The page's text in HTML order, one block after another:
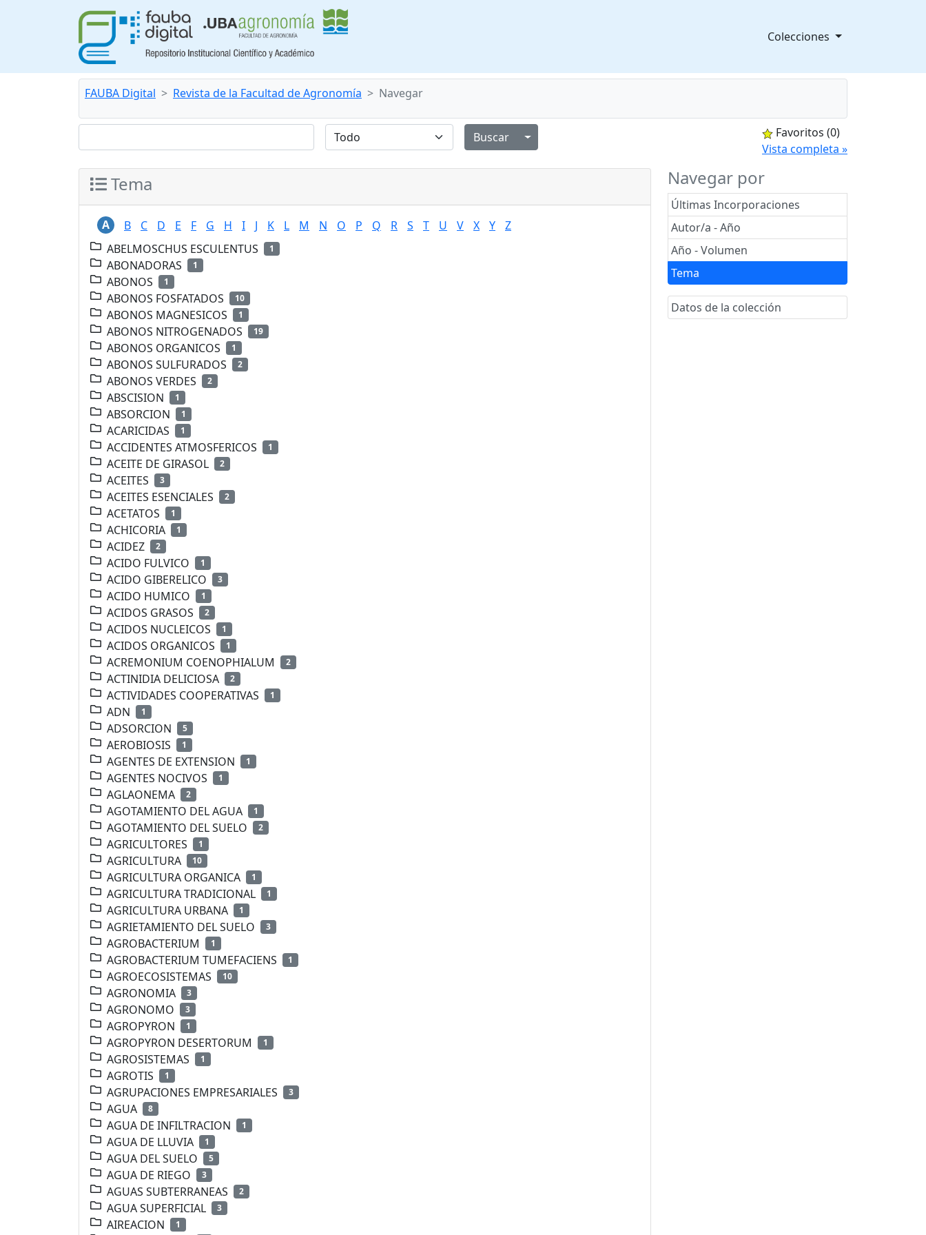
Colecciones
FAUBA Digital Revista de la Facultad de Agronomía Navegar
Alternar menú desplegable
Favoritos (0)
Vista completa »
Navegar por
Últimas Incorporaciones
Autor/a - Año
Año - Volumen
Tema
Datos de la colección
Tema
A B C D E F G H I J K L M N O P Q R S T U V X Y
Z
ABELMOSCHUS ESCULENTUS
1
ABONADORAS 1
ABONOS 1
ABONOS FOSFATADOS 10
ABONOS MAGNESICOS 1
ABONOS NITROGENADOS 19
ABONOS ORGANICOS 1
ABONOS SULFURADOS 2
ABONOS VERDES 2
ABSCISION 1
ABSORCION 1
ACARICIDAS 1
ACCIDENTES ATMOSFERICOS 1
ACEITE DE GIRASOL 2
ACEITES 3
ACEITES ESENCIALES 2
ACETATOS 1
ACHICORIA 1
ACIDEZ 2
ACIDO FULVICO 1
ACIDO GIBERELICO 3
ACIDO HUMICO 1
ACIDOS GRASOS 2
ACIDOS NUCLEICOS 1
ACIDOS ORGANICOS 1
ACREMONIUM COENOPHIALUM 2
ACTINIDIA DELICIOSA 2
ACTIVIDADES COOPERATIVAS 1
ADN 1
ADSORCION 5
AEROBIOSIS 1
AGENTES DE EXTENSION 1
AGENTES NOCIVOS 1
AGLAONEMA 2
AGOTAMIENTO DEL AGUA 1
AGOTAMIENTO DEL SUELO 2
AGRICULTORES 1
AGRICULTURA 10
AGRICULTURA ORGANICA 1
AGRICULTURA TRADICIONAL 1
AGRICULTURA URBANA 1
AGRIETAMIENTO DEL SUELO 3
AGROBACTERIUM 1
AGROBACTERIUM TUMEFACIENS 1
AGROECOSISTEMAS 10
AGRONOMIA 3
AGRONOMO 3
AGROPYRON 1
AGROPYRON DESERTORUM 1
AGROSISTEMAS 1
AGROTIS 1
AGRUPACIONES EMPRESARIALES 3
AGUA 8
AGUA DE INFILTRACION 1
AGUA DE LLUVIA 1
AGUA DEL SUELO 5
AGUA DE RIEGO 3
AGUAS SUBTERRANEAS 2
AGUA SUPERFICIAL 3
AIREACION 1